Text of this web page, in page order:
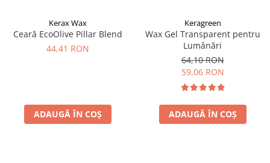
Kerax Wax
Ceară EcoOlive Pillar Blend
44,41 RON
ADAUGĂ ÎN COȘ
Keragreen
Wax Gel Transparent pentru
Lumânări
64,10 RON
59,06 RON
ADAUGĂ ÎN COȘ